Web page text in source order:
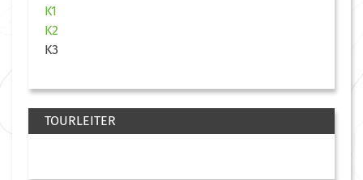
K1
K2
K3
TOURLEITER